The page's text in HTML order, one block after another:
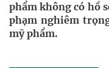
phẩm không có hồ
phạm nghiêm
mỹ phẩm.